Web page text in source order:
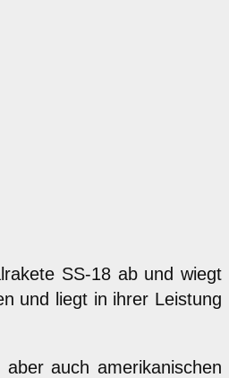
SS-18 ab und wiegt
und liegt in ihrer Leistung
aber auch amerikanischen